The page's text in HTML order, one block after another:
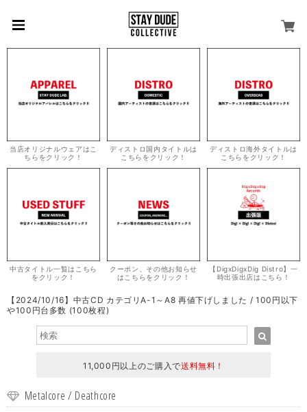
当店オリジナルウェアはこ
ちらをクリック！
ディストロ国内タイトルは
こちらをクリック！
ディストロ海外タイトルは
こちらをクリック！
中古タイトル一覧はこちら
をクリック！
クーポン、その他お知らせ
はこちらをクリック！
【DigxDigxDig Distro】一
時出張出店はこちら！
【2024/10/16】中古CD カテゴリA-1～A8 再値下げしました / 100円以下
や100円台多数 (100枚程)
11,000円以上のご購入で送料無料！
Metalcore / Deathcore